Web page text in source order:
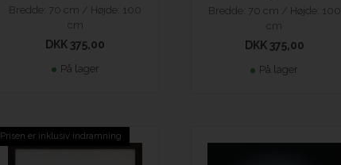
Bredde: 70 cm / Højde: 100
cm
DKK 375,00
På lager
Bredde: 70 cm / Højde: 100
cm
DKK 375,00
På lager
Prisen er inklusiv indramning